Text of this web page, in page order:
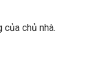
của chủ nhà.